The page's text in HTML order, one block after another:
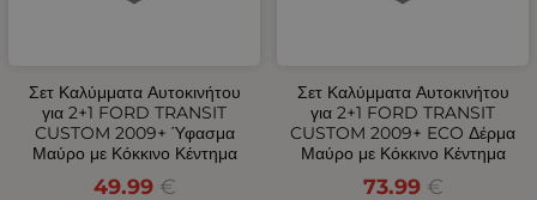
Σετ Καλύμματα Αυτοκινήτου
για 2+1 FORD TRANSIT
CUSTOM 2009+ Ύφασμα
Μαύρο με Κόκκινο Κέντημα
49.99 €
Σετ Καλύμματα Αυτοκινήτου
για 2+1 FORD TRANSIT
CUSTOM 2009+ ECO Δέρμα
Μαύρο με Κόκκινο Κέντημα
73.99 €